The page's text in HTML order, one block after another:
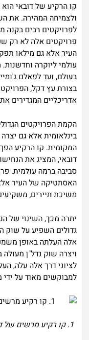
קו הרקיע של דובאי
ולצמיחה המהירה. את
לפרויקטים רבים בקנה
פרויקטים אלה לא רק
העיר אלא גם מילאו
עולמי ליוקרה וחדשנות.
בעולם, ועד לפאלם
בצורת עץ דקל,
אדריכליים המגדירים
הקמת הפרויקטים
בינלאומית אלא גם
המקומית. קו הרקיע
דובאי, המציג את
סביבה ברמה עולמית.
האסתטיקה של העיר
משיכת תיירים,
יתרה מכך, השינוי של
גדולים השפיע על שוק
אלה העלתה באופן
ויצרה שוק נדל"ן
לציוני דרך אלה עלה,
למבוקשים מאוד על
1. קו רקיע מרשים של דובאי המציג את הפרויקטים הגדולים.